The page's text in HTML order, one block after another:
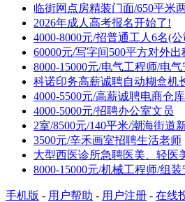
临街网点房精装门面/650平米
2026年成人高考报名开始了!
4000-8000元/招普通工人6名(
60000元/写字间500平方对外出
8000-15000元/电气工程师/电
科诺印务高薪诚聘自动糊盒机
4000-5500元/高薪诚聘电商仓
4000-5000元/招聘办公室文员
2室/8500元/140平米/潮海街道
3500元/辛禾画室招聘生活老师
大型西医诊所急聘医美、轻医
8000-15000元/机械工程师/组
手机版 - 用户帮助 - 用户注册 - 在线